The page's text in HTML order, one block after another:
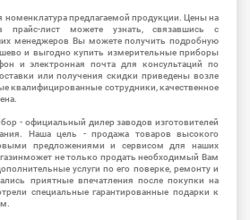
номенклатура предлагаемой продукции. Цены на
лист можете узнать, связавшись с
менеджеров Вы можете получить подробную
и выгодно купить измерительные приборы
и электронная почта для консультаций по
или получения скидки приведены возле
квалифицированные сотрудники, качественное
- официальный дилер заводов изготовителей
Наша цель - продажа товаров высокого
предложениями и сервисом для наших
не только продать необходимый Вам
услуги по его поверке, ремонту и
приятные впечатления после покупки на
специальные гарантированные подарки к